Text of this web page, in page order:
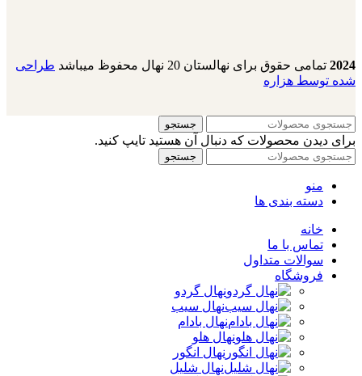
2024 تمامی حقوق برای نهالستان 20 نهال محفوظ میباشد
طراحی
شده توسط هزاره
جستجو
برای دیدن محصولات که دنبال آن هستید تایپ کنید.
جستجو
منو
دسته بندی ها
خانه
تماس با ما
سوالات متداول
فروشگاه
نهال گردو
نهال سیب
نهال بادام
نهال هلو
نهال انگور
نهال شلیل